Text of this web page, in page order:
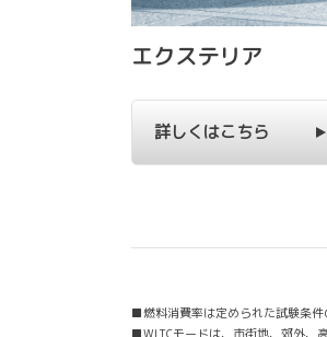
エクステリア
詳しくはこちら
■燃料消費率は定められた試験条件